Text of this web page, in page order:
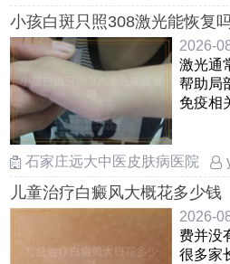
小孩白斑只照308激光能恢复
2026-
激光通
帮助局
免疫相
石家庄远大中医皮肤病医院
儿童治疗白癜风大概花多少钱
2026-
费并没
很多家